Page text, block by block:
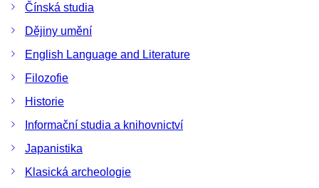
Čínská studia
Dějiny umění
English Language and Literature
Filozofie
Historie
Informační studia a knihovnictví
Japanistika
Klasická archeologie